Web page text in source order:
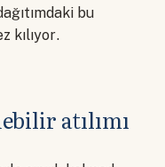
bu
kılıyor.
atılımı